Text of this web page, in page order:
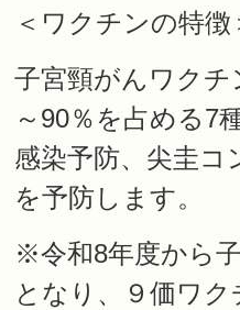
＜ワクチンの特徴
子宮頸がんワク
～90％を占める7
感染予防、尖圭コ
を予防します。
※令和8年度から
となり、９価ワ